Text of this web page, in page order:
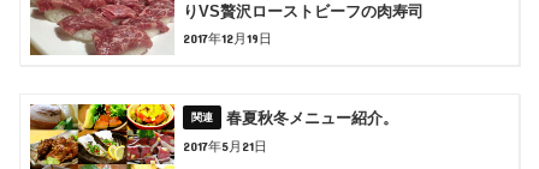
りVS贅沢ローストビーフの肉寿司
2017年12月19日
春夏秋冬メニュー紹介。
2017年5月21日